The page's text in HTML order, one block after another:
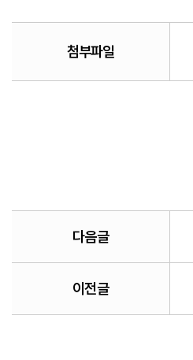
첨부파일
다음글
이전글